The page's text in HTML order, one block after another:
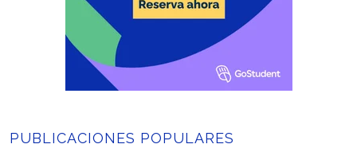
PUBLICACIONES POPULARES